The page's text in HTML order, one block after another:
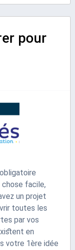
pour
chose facile,
un projet
toutes les
par vos
en
votre 1ère idée